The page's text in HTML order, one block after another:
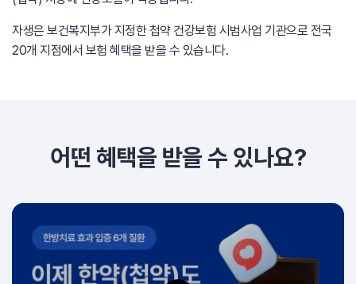
자생은 보건복지부가 지정한 첩약 건강보험 시범사업 기관으로 전국
20개 지점에서 보험 혜택을 받을 수 있습니다.
어떤 혜택을 받을 수 있나요?